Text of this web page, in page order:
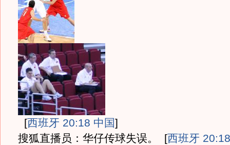
[西班牙 20:18 中国]
搜狐直播员：华仔传球失误。
[西班牙